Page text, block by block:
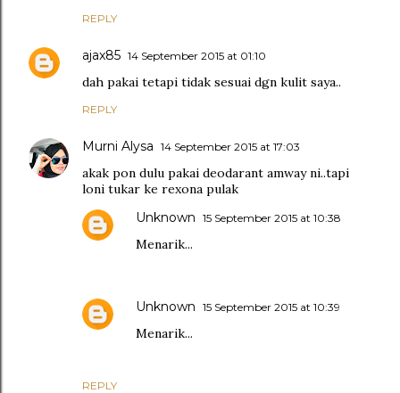
REPLY
ajax85 14 September 2015 at 01:10
dah pakai tetapi tidak sesuai dgn kulit saya..
REPLY
Murni Alysa 14 September 2015 at 17:03
akak pon dulu pakai deodarant amway ni..tapi
loni tukar ke rexona pulak
REPLY
Unknown 15 September 2015 at 10:38
Menarik...
Unknown 15 September 2015 at 10:39
Menarik...